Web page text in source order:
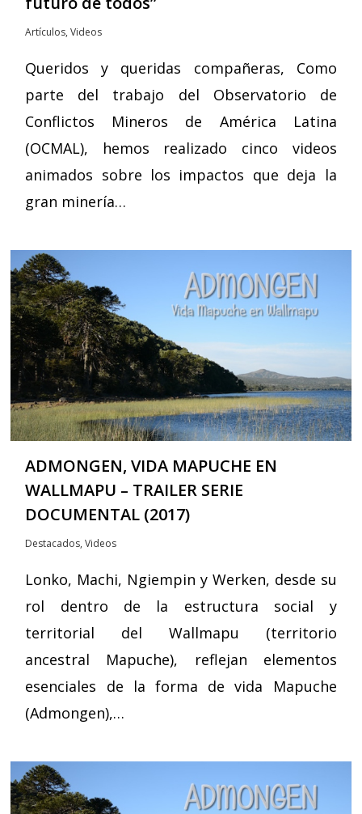
Artículos,Videos
Queridos y queridas compañeras, Como
parte del trabajo del Observatorio de
Conflictos Mineros de América Latina
(OCMAL), hemos realizado cinco videos
animados sobre los impactos que deja la
gran minería…
ADMONGEN, VIDA MAPUCHE EN
WALLMAPU – TRAILER SERIE
DOCUMENTAL (2017)
Destacados,Videos
Lonko, Machi, Ngiempin y Werken, desde su
rol dentro de la estructura social y
territorial del Wallmapu (territorio
ancestral Mapuche), reflejan elementos
esenciales de la forma de vida Mapuche
(Admongen),…